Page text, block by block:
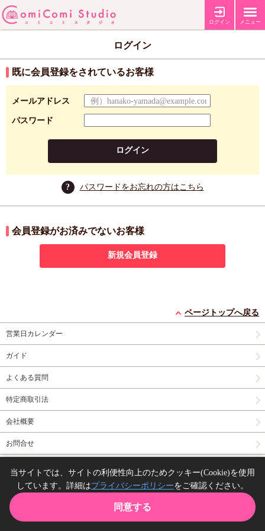
ログイン メニュー
ログイン
既に会員登録をされているお客様
メールアドレス
パスワード
ログイン
? パスワードをお忘れの方はこちら
会員登録がお済みでないお客様
新規会員登録
ページトップへ戻る
営業日カレンダー
ガイド
よくある質問
特定商取引法
会社概要
お問合せ
Copyright(C) comicomi studio. All right reserved.
当サイトでは、サイトの利便性向上のためクッキー(Cookie)を使用
しています。詳細はプライバシーポリシーをご確認ください。
同意する